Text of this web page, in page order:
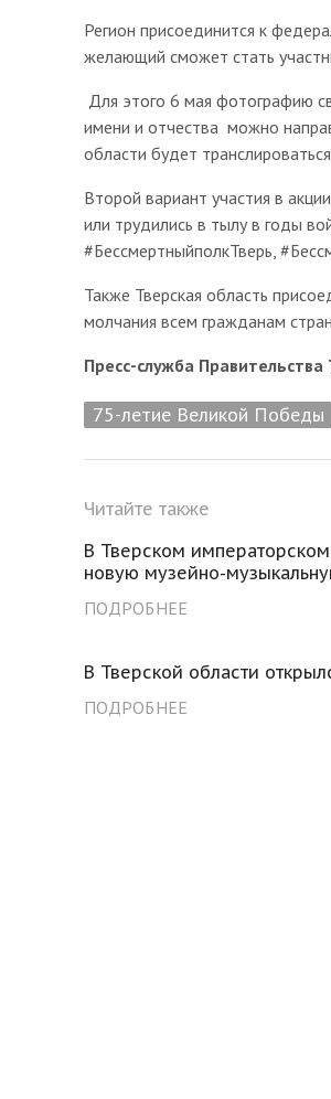
Регион присоединится к
желающий сможет стать
Для этого 6 мая фотографию
имени и отчества можно
области будет
Второй вариант участия в
или трудились в тылу в годы
#БессмертныйполкТверь,
Также Тверская область
молчания всем гражданам
Пресс-служба Правительства
75-летие Великой Победы
Читайте также
В Тверском
новую музейно-
ПОДРОБНЕЕ
В Тверской области
ПОДРОБНЕЕ